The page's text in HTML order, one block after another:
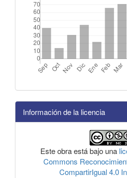
Información de la licencia
Este obra está bajo una
Commons
CompartirIgual 4.0